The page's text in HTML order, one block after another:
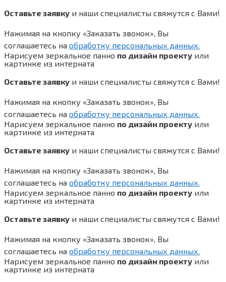
Оставьте заявку и наши специалисты свяжутся с Вами!
Нажимая на кнопку «Заказать звонок», Вы
соглашаетесь на обработку персональных данных.
Нарисуем зеркальное панно по дизайн проекту или
картинке из интерната
Оставьте заявку и наши специалисты свяжутся с Вами!
Нажимая на кнопку «Заказать звонок», Вы
соглашаетесь на обработку персональных данных.
Нарисуем зеркальное панно по дизайн проекту или
картинке из интерната
Оставьте заявку и наши специалисты свяжутся с Вами!
Нажимая на кнопку «Заказать звонок», Вы
соглашаетесь на обработку персональных данных.
Нарисуем зеркальное панно по дизайн проекту или
картинке из интерната
Оставьте заявку и наши специалисты свяжутся с Вами!
Нажимая на кнопку «Заказать звонок», Вы
соглашаетесь на обработку персональных данных.
Нарисуем зеркальное панно по дизайн проекту или
картинке из интерната